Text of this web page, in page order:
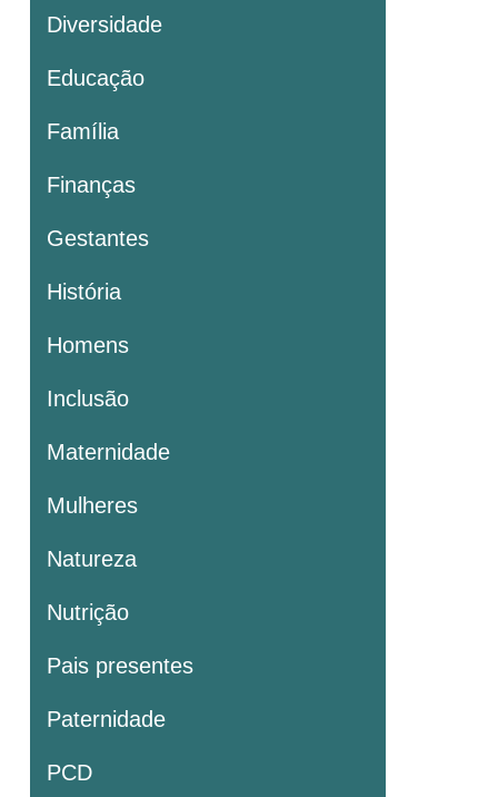
Diversidade
Educação
Família
Finanças
Gestantes
História
Homens
Inclusão
Maternidade
Mulheres
Natureza
Nutrição
Pais presentes
Paternidade
PCD